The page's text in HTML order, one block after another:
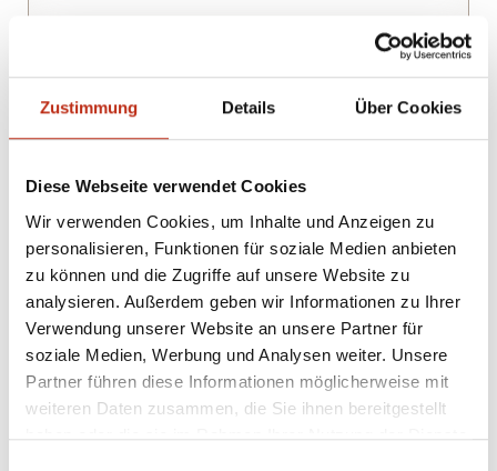
Zustimmung Details Über Cookies
Diese Webseite verwendet Cookies
Wir verwenden Cookies, um Inhalte und Anzeigen zu
personalisieren, Funktionen für soziale Medien anbieten
zu können und die Zugriffe auf unsere Website zu
analysieren. Außerdem geben wir Informationen zu Ihrer
Verwendung unserer Website an unsere Partner für
soziale Medien, Werbung und Analysen weiter. Unsere
Partner führen diese Informationen möglicherweise mit
weiteren Daten zusammen, die Sie ihnen bereitgestellt
haben oder die sie im Rahmen Ihrer Nutzung der Dienste
LAND
E-MAIL
TELEFON